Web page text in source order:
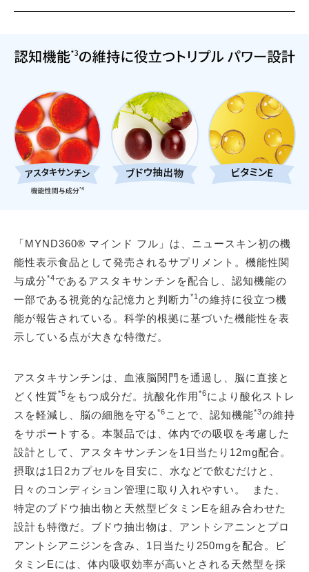
「MYND360® マインド フル」は、ニュースキン初の機
能性表示食品として発売されるサプリメント。機能性関
与成分*4であるアスタキサンチンを配合し、認知機能の
一部である視覚的な記憶力と判断力 *1 の維持に役立つ機
能が報告されている。科学的根拠に基づいた機能性を表
示している点が大きな特徴だ。
アスタキサンチンは、血液脳関門を通過し、脳に直接と
どく性質*5 をもつ成分だ。抗酸化作用*6により酸化ストレ
スを軽減し、脳の細胞を守る *6 ことで、認知機能*3の維持
をサポートする。本製品では、体内での吸収を考慮した
設計として、アスタキサンチンを1日当たり12mg配合。
摂取は1日2カプセルを目安に、水などで飲むだけと、
日々のコンディション管理に取り入れやすい。 また、
特定のブドウ抽出物と天然型ビタミンEを組み合わせた
設計も特徴だ。ブドウ抽出物は、アントシアニンとプロ
アントシアニジンを含み、1日当たり250mgを配合。ビ
タミンEには、体内吸収効率が高いとされる天然型を採